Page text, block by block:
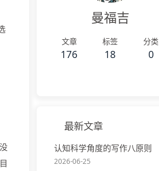
曼福吉
文章
176
标签
18
分类
0
最新文章
认知科学角度的写作八原则
2026-06-25